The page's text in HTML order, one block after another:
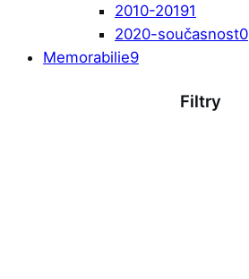
2010-20191
2020-současnost0
Memorabilie9
Filtry